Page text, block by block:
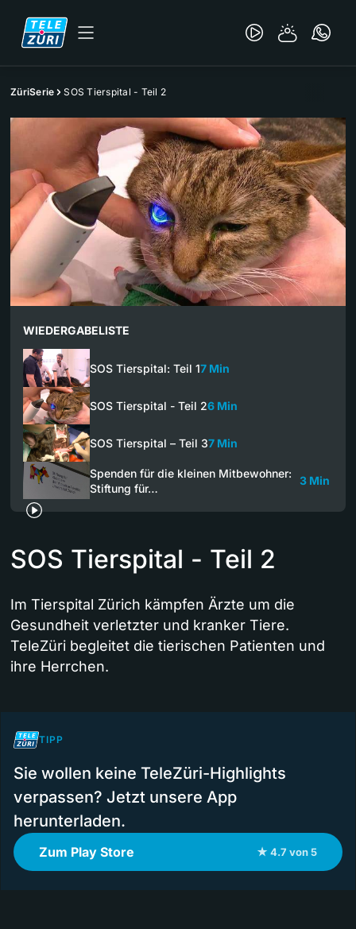
ZüriSerie SOS Tierspital - Teil 2
WIEDERGABELISTE
SOS Tierspital: Teil 17 Min
SOS Tierspital - Teil 26 Min
SOS Tierspital – Teil 37 Min
Spenden für die kleinen Mitbewohner:
Stiftung für…
3 Min
SOS Tierspital - Teil 2
Im Tierspital Zürich kämpfen Ärzte um die
Gesundheit verletzter und kranker Tiere.
TeleZüri begleitet die tierischen Patienten und
ihre Herrchen.
TIPP
Sie wollen keine TeleZüri-Highlights
verpassen? Jetzt unsere App
herunterladen.
Zum Play Store ★ 4.7 von 5